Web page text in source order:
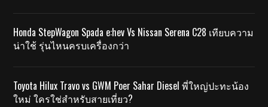
Honda StepWagon Spada e:hev Vs Nissan Serena C28 เทียบความ
น่าใช้ รุ่นไหนครบเครื่องกว่า
Toyota Hilux Travo vs GWM Poer Sahar Diesel พี่ใหญ่ปะทะน้อง
ใหม่ ใครใช่สำหรับสายเที่ยว?